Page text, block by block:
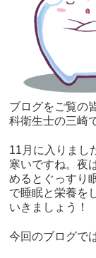
ブログをご覧の
科衛生士の三崎
11月に入りまし
寒いですね。夜
めるとぐっすり
で睡眠と栄養を
いきましょう！
今回のブログで